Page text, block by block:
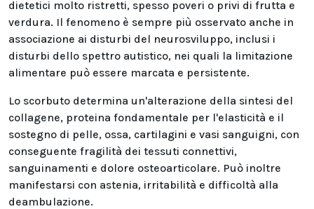
dietetici molto ristretti, spesso poveri o privi di frutta e
verdura. Il fenomeno è sempre più osservato anche in
associazione ai disturbi del neurosviluppo, inclusi i
disturbi dello spettro autistico, nei quali la limitazione
alimentare può essere marcata e persistente.
Lo scorbuto determina un'alterazione della sintesi del
collagene, proteina fondamentale per l'elasticità e il
sostegno di pelle, ossa, cartilagini e vasi sanguigni, con
conseguente fragilità dei tessuti connettivi,
sanguinamenti e dolore osteoarticolare. Può inoltre
manifestarsi con astenia, irritabilità e difficoltà alla
deambulazione.